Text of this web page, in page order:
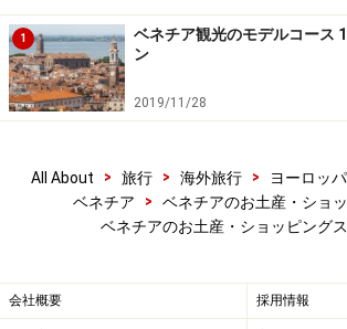
住所：Castello 5175, Venezia
開店時間：9:00-19:30
定休日：なし
TEL：++39 041 5229995
ア・フォルモーザ）広場から北東の小
※記事内容は執筆時点のものです。最新の内容
ホームページ」を確認するなど、安全確保に
ださい。
1
ベネチア観光のモデルコース
ン
2019/11/28
All About > 旅行 > 海外旅行 > ヨーロッパ
ベネチア
> ベネチアのお土産・ショ
ベネチアのお土産・ショッピング
会社概要 採用情報